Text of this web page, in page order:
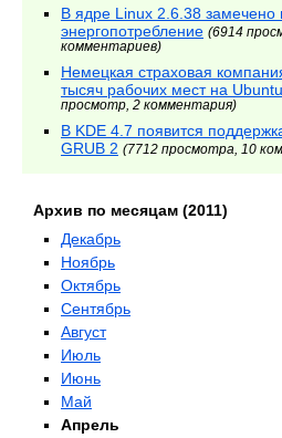
В ядре Linux 2.6.38
энергопотребление (6914
комментариев)
Немецкая страховая
тысяч рабочих мест на
просмотр, 2 комментария)
В KDE 4.7 появится
GRUB 2 (7712 просмотра, 10
Архив по месяцам (2011)
Декабрь
Ноябрь
Октябрь
Сентябрь
Август
Июль
Июнь
Май
Апрель